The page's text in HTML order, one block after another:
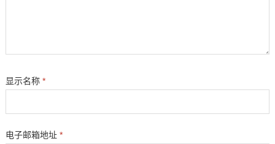
显示名称 *
电子邮箱地址 *